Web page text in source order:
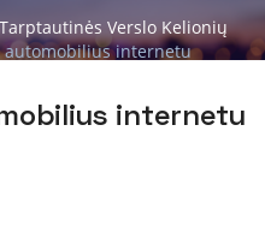
Verslo Kelionių
automobilius internetu
internetu